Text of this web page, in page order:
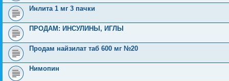
Инлита 1 мг 3 пачки
ПРОДАМ: ИНСУЛИНЫ, ИГЛЫ
Продам найзилат таб 600 мг №20
Нимопин